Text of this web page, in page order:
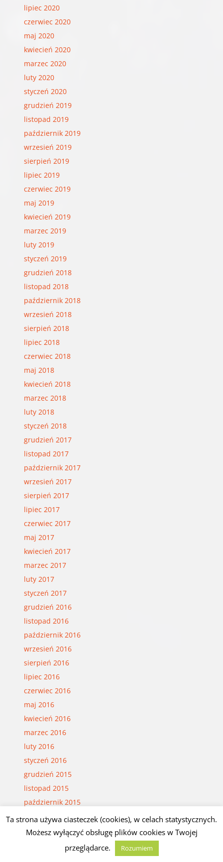
lipiec 2020
czerwiec 2020
maj 2020
kwiecień 2020
marzec 2020
luty 2020
styczeń 2020
grudzień 2019
listopad 2019
październik 2019
wrzesień 2019
sierpień 2019
lipiec 2019
czerwiec 2019
maj 2019
kwiecień 2019
marzec 2019
luty 2019
styczeń 2019
grudzień 2018
listopad 2018
październik 2018
wrzesień 2018
sierpień 2018
lipiec 2018
czerwiec 2018
maj 2018
kwiecień 2018
marzec 2018
luty 2018
styczeń 2018
grudzień 2017
listopad 2017
październik 2017
wrzesień 2017
sierpień 2017
lipiec 2017
czerwiec 2017
maj 2017
kwiecień 2017
marzec 2017
luty 2017
styczeń 2017
grudzień 2016
listopad 2016
październik 2016
wrzesień 2016
sierpień 2016
lipiec 2016
czerwiec 2016
maj 2016
kwiecień 2016
marzec 2016
luty 2016
styczeń 2016
grudzień 2015
listopad 2015
październik 2015
wrzesień 2015
sierpień 2015
Ta strona używa ciasteczek (cookies), w celach statystycznych.
Możesz wyłączyć obsługę plików cookies w Twojej
przeglądarce.
Rozumiem